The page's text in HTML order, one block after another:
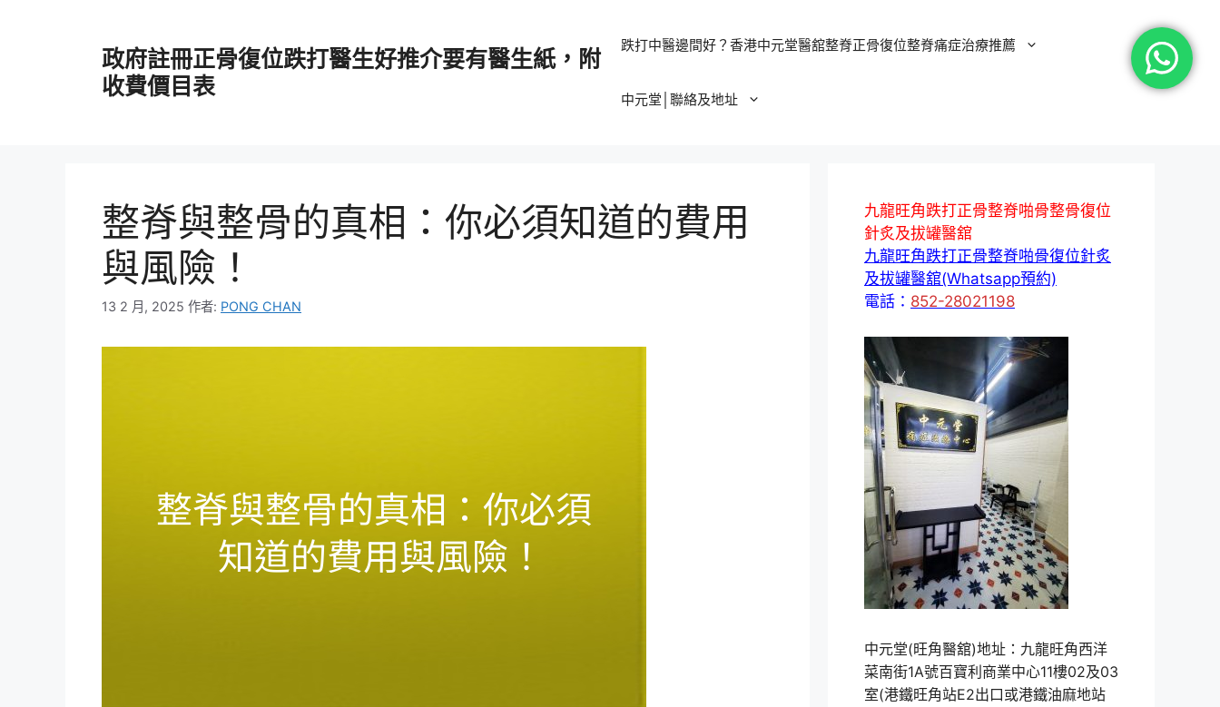
政府註冊正骨復位跌打醫生好推介要有醫生紙，附
收費價目表
跌打中醫邊間好？香港中元堂醫舘整脊正骨復位整脊痛症治療推薦
中元堂│聯絡及地址
整脊與整骨的真相：你必須知道的費用
與風險！
13 2 月, 2025 作者: PONG CHAN
九龍旺角跌打正骨整脊啪骨整骨復位
針炙及拔罐醫舘
九龍旺角跌打正骨整脊啪骨復位針炙
及拔罐醫舘(Whatsapp預約)
電話： 852-28021198
中元堂(旺角醫舘)地址：九龍旺角西洋
菜南街1A號百寶利商業中心11樓02及03
室(港鐵旺角站E2出口或港鐵油麻地站